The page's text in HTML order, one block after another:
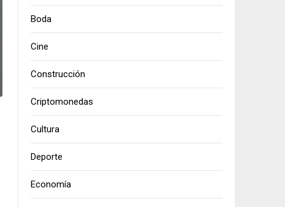
Boda
Cine
Construcción
Criptomonedas
Cultura
Deporte
Economía